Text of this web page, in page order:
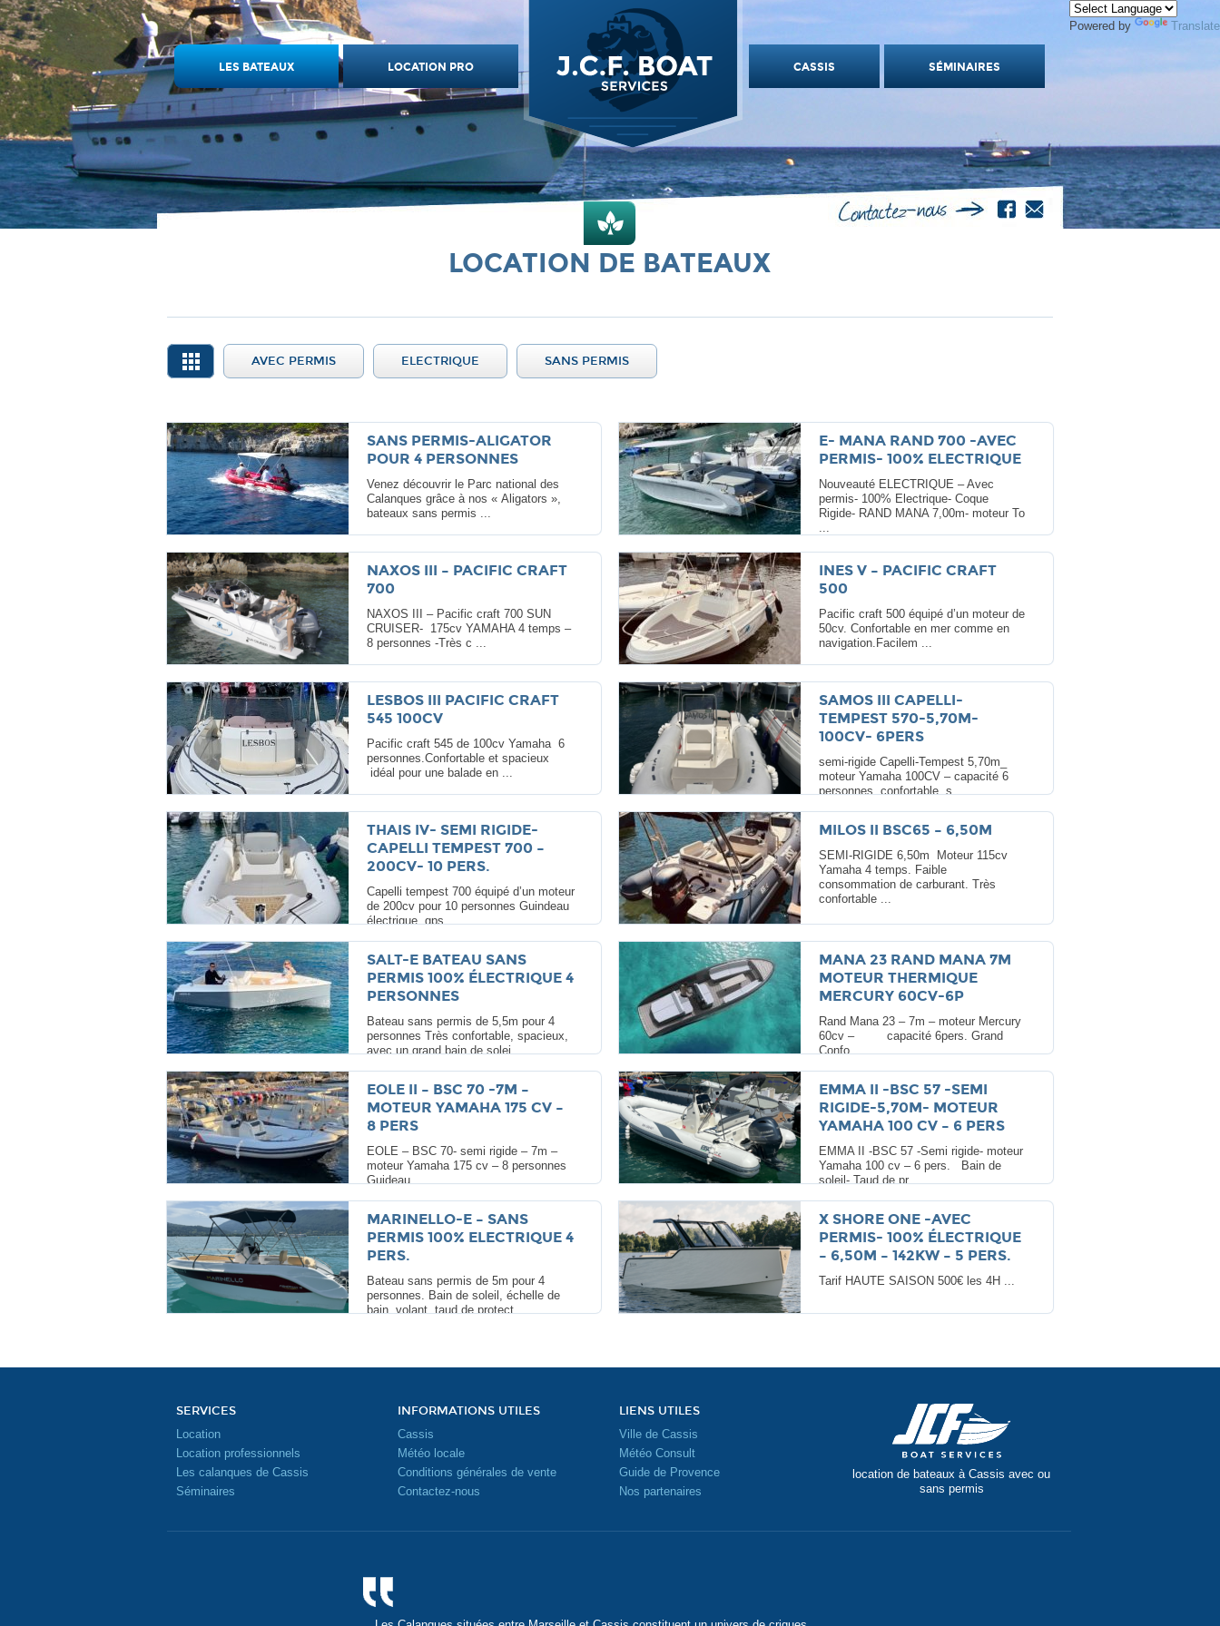
LES BATEAUX LOCATION PRO CASSIS SÉMINAIRES
Powered by Translate
LOCATION DE BATEAUX
AVEC PERMIS ELECTRIQUE SANS PERMIS
SANS PERMIS-ALIGATOR
POUR 4 PERSONNES
Venez découvrir le Parc national des
Calanques grâce à nos « Aligators »,
bateaux sans permis ...
E- MANA RAND 700 -AVEC
PERMIS- 100% ELECTRIQUE
Nouveauté ELECTRIQUE – Avec
permis- 100% Electrique- Coque
Rigide- RAND MANA 7,00m- moteur To
...
NAXOS III – PACIFIC CRAFT
700
NAXOS III – Pacific craft 700 SUN
CRUISER- 175cv YAMAHA 4 temps –
8 personnes -Très c ...
INES V – PACIFIC CRAFT
500
Pacific craft 500 équipé d’un moteur de
50cv. Confortable en mer comme en
navigation.Facilem ...
LESBOS III PACIFIC CRAFT
545 100CV
Pacific craft 545 de 100cv Yamaha 6
personnes.Confortable et spacieux
idéal pour une balade en ...
SAMOS III CAPELLI-
TEMPEST 570-5,70M-
100CV- 6PERS
semi-rigide Capelli-Tempest 5,70m_
moteur Yamaha 100CV – capacité 6
personnes, confortable, s ...
THAIS IV- SEMI RIGIDE-
CAPELLI TEMPEST 700 –
200CV- 10 PERS.
Capelli tempest 700 équipé d’un moteur
de 200cv pour 10 personnes Guindeau
électrique, gps ...
MILOS II BSC65 – 6,50M
SEMI-RIGIDE 6,50m Moteur 115cv
Yamaha 4 temps. Faible
consommation de carburant. Très
confortable ...
SALT-E BATEAU SANS
PERMIS 100% ÉLECTRIQUE 4
PERSONNES
Bateau sans permis de 5,5m pour 4
personnes Très confortable, spacieux,
avec un grand bain de solei ...
MANA 23 RAND MANA 7M
MOTEUR THERMIQUE
MERCURY 60CV-6P
Rand Mana 23 – 7m – moteur Mercury
60cv – capacité 6pers. Grand
Confo ...
EOLE II – BSC 70 -7M –
MOTEUR YAMAHA 175 CV –
8 PERS
EOLE – BSC 70- semi rigide – 7m –
moteur Yamaha 175 cv – 8 personnes
Guideau ...
EMMA II -BSC 57 -SEMI
RIGIDE-5,70M- MOTEUR
YAMAHA 100 CV – 6 PERS
EMMA II -BSC 57 -Semi rigide- moteur
Yamaha 100 cv – 6 pers. Bain de
soleil- Taud de pr ...
MARINELLO-E – SANS
PERMIS 100% ELECTRIQUE 4
PERS.
Bateau sans permis de 5m pour 4
personnes. Bain de soleil, échelle de
bain, volant, taud de protect ...
X SHORE ONE -AVEC
PERMIS- 100% ÉLECTRIQUE
– 6,50M – 142KW – 5 PERS.
Tarif HAUTE SAISON 500€ les 4H ...
SERVICES
Location
Location professionnels
Les calanques de Cassis
Séminaires
INFORMATIONS UTILES
Cassis
Météo locale
Conditions générales de vente
Contactez-nous
LIENS UTILES
Ville de Cassis
Météo Consult
Guide de Provence
Nos partenaires
location de bateaux à Cassis avec ou
sans permis